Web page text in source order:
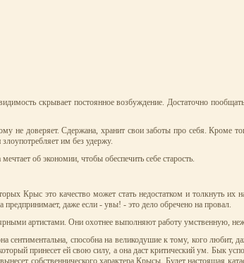
скрывает постоянное возбуждение. Достаточно
не доверяет. Сдержана, хранит свои заботы про себя. Кроме
им без удержу.
об экономии, чтобы обеспечить себе старость.
Крыс это качество может стать недостатком и толкнуть их
даже если - увы! - это дело обречено на провал.
артистами. Они охотнее выполняют работу умственную,
способна на великодушие к тому, кого любит,
принесет ей свою силу, а она даст критический ум. Бык
собственнического характера Крысы. Будет настоящая